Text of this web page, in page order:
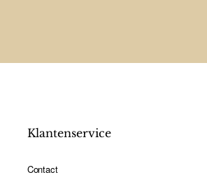
Klantenservice
Contact